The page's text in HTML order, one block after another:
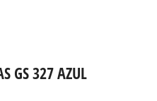
GS 327 AZUL